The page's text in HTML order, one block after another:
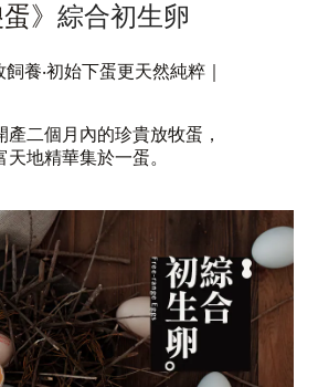
》 綜合初生卵
飼養‧初始下蛋更天然純粹
產二個月內的珍貴放牧蛋，
天地精華集於一蛋。